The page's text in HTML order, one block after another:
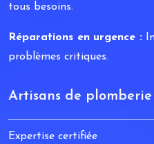
tous besoins.
Réparations en urgence :
problèmes critiques.
Artisans de plomberie
Expertise certifiée